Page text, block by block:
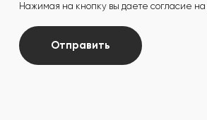
Нажимая на кнопку вы даете согласие на
Отправить